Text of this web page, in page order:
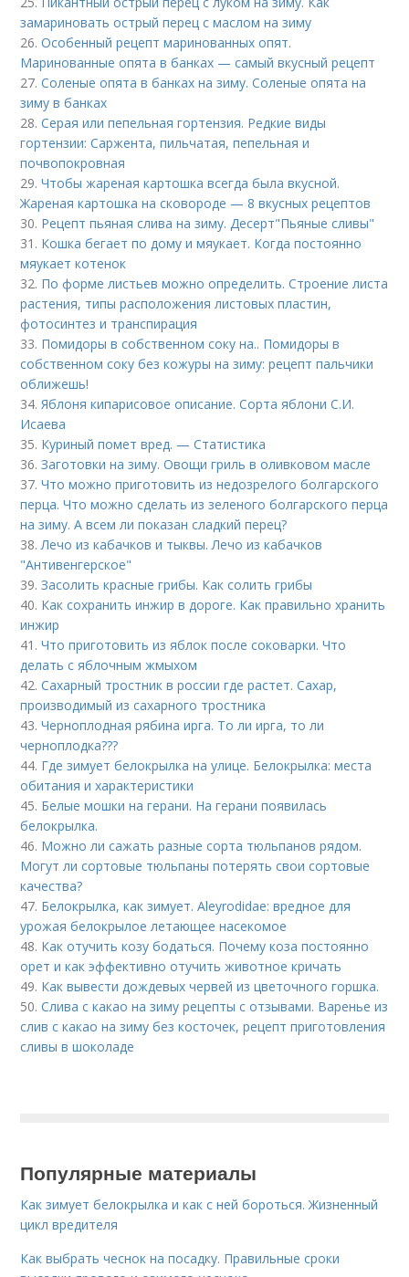
замариновать острый перец с маслом на зиму
26.Особенный рецепт маринованных опят.
Маринованные опята в банках — самый вкусный рецепт
27.Соленые опята в банках на зиму. Соленые опята на
зиму в банках
28.Серая или пепельная гортензия. Редкие виды
гортензии: Саржента, пильчатая, пепельная и
почвопокровная
29.Чтобы жареная картошка всегда была вкусной.
Жареная картошка на сковороде — 8 вкусных рецептов
30. Рецепт пьяная слива на зиму. Десерт"Пьяные сливы"
31. Кошка бегает по дому и мяукает. Когда постоянно
мяукает котенок
32. По форме листьев можно определить. Строение листа
растения, типы расположения листовых пластин,
фотосинтез и транспирация
33. Помидоры в собственном соку на.. Помидоры в
собственном соку без кожуры на зиму: рецепт пальчики
оближешь!
34.Яблоня кипарисовое описание. Сорта яблони С.И.
Исаева
35. Куриный помет вред. — Статистика
36.Заготовки на зиму. Овощи гриль в оливковом масле
37.Что можно приготовить из недозрелого болгарского
перца. Что можно сделать из зеленого болгарского перца
на зиму. А всем ли показан сладкий перец?
38.Лечо из кабачков и тыквы. Лечо из кабачков
"Антивенгерское"
39.Засолить красные грибы. Как солить грибы
40. Как сохранить инжир в дороге. Как правильно хранить
инжир
41.Что приготовить из яблок после соковарки. Что
делать с яблочным жмыхом
42.Сахарный тростник в россии где растет. Сахар,
производимый из сахарного тростника
43.Черноплодная рябина ирга. То ли ирга, то ли
черноплодка???
44. Где зимует белокрылка на улице. Белокрылка: места
обитания и характеристики
45. Белые мошки на герани. На герани появилась
белокрылка.
46. Можно ли сажать разные сорта тюльпанов рядом.
Могут ли сортовые тюльпаны потерять свои сортовые
качества?
47. Белокрылка, как зимует. Aleyrodidae: вредное для
урожая белокрылое летающее насекомое
48. Как отучить козу бодаться. Почему коза постоянно
орет и как эффективно отучить животное кричать
49. Как вывести дождевых червей из цветочного горшка.
50.Слива с какао на зиму рецепты с отзывами. Варенье из
слив с какао на зиму без косточек, рецепт приготовления
сливы в шоколаде
Популярные материалы
Как зимует белокрылка и как с ней бороться. Жизненный
цикл вредителя
Как выбрать чеснок на посадку. Правильные сроки